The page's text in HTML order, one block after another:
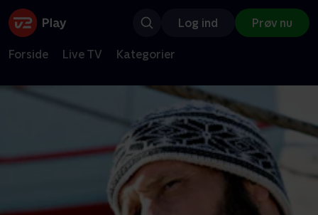
Log ind Prøv nu
Forside Live TV Kategorier